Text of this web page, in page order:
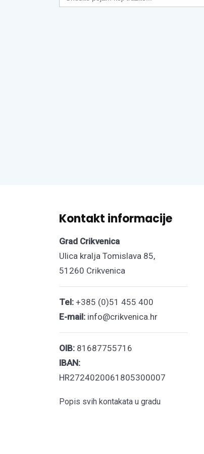
Kontakt informacije
Grad Crikvenica
Ulica kralja Tomislava 85,
51260 Crikvenica
Tel: +385 (0)51 455 400
E-mail: info@crikvenica.hr
OIB: 81687755716
IBAN:
HR2724020061805300007
Popis svih kontakata u gradu